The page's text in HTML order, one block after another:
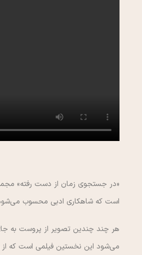
«در جستجوی زمان از دست رفته»
است که شاهکاری ادبی محسوب
هر چند چندین تصویر از پروست به
می‌شود این نخستین فیلمی است که از